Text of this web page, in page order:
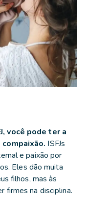
você pode ter a
ISFJs
e paixão por
Eles dão muita
filhos, mas às
firmes na disciplina.